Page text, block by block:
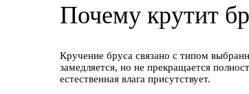
Почему крутит
Кручение бруса связано с типом
замедляется, но не прекращается
естественная влага присутствует.